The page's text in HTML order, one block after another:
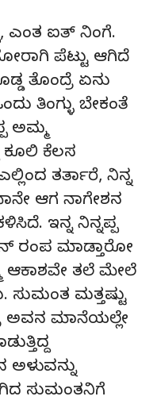
ಎಂತ ಐತ್ ನಿಂಗೆ.
ಪೆಟ್ಟು ಆಗಿದೆ
ತೊಂದ್ರೆ ಏನು
ತಿಂಗ್ಳು ಬೇಕಂತೆ
ಅಮ್ಮ
ಕೆಲಸ
ತರ್ತಾರೆ, ನಿನ್ನ
ಆಗ ನಾಗೇಶನ
ಇನ್ನ ನಿನ್ನಪ್ಪ
ರಂಪ ಮಾಡ್ತಾರೋ
ಆಕಾಶವೇ ತಲೆ ಮೇಲೆ
ಸುಮಂತ ಮತ್ತಷ್ಟು
ಅವನ ಮಾನೆಯಲ್ಲೇ
ಸುಮಂತನಿಗೆ